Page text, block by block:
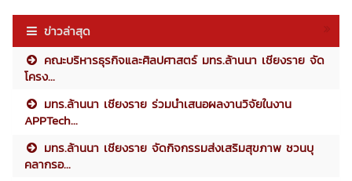
ข่าวล่าสุด
คณะบริหารธุรกิจและศิลปศาสตร์ มทร.ล้านนา เชียงราย จัด
โครง...
มทร.ล้านนา เชียงราย ร่วมนำเสนอผลงานวิจัยในงาน
APPTech...
มทร.ล้านนา เชียงราย จัดกิจกรรมส่งเสริมสุขภาพ ชวนบุ
คลากรอ...